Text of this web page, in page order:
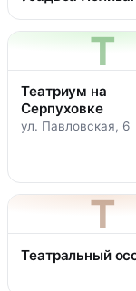
Т
Театриум на
Серпуховке
ул. Павловская, 6
Т
Театральный